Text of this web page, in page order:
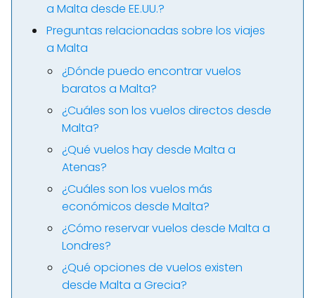
a Malta desde EE.UU.?
Preguntas relacionadas sobre los viajes
a Malta
¿Dónde puedo encontrar vuelos
baratos a Malta?
¿Cuáles son los vuelos directos desde
Malta?
¿Qué vuelos hay desde Malta a
Atenas?
¿Cuáles son los vuelos más
económicos desde Malta?
¿Cómo reservar vuelos desde Malta a
Londres?
¿Qué opciones de vuelos existen
desde Malta a Grecia?